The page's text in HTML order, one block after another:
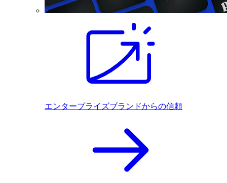
エンタープライズブランドからの信頼